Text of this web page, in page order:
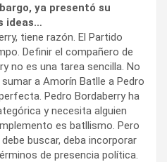
ya presentó su
ideas…
tiene razón. El Partido
Definir el compañero de
no es una tarea sencilla. No
a Amorín Batlle a Pedro
Pedro Bordaberry ha
y necesita alguien
es batllismo. Pero
buscar, deba incorporar
de presencia política.